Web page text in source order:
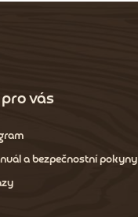
vás
a bezpečnostní pokyny